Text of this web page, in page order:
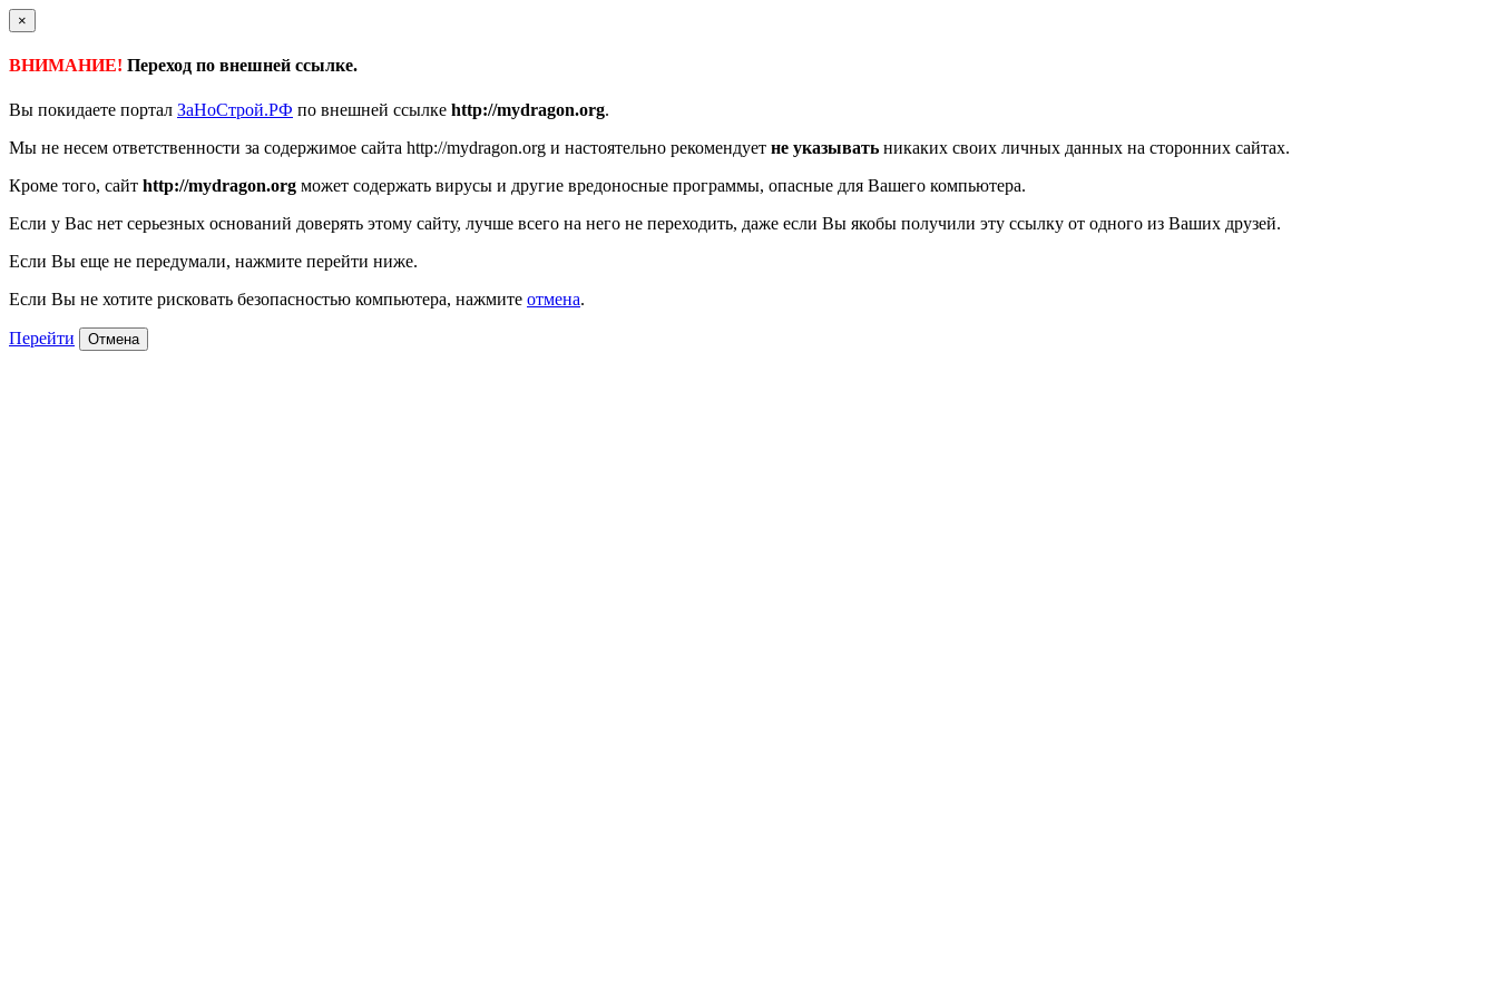
×
ВНИМАНИЕ! Переход по внешней ссылке.
Вы покидаете портал ЗаНоСтрой.РФ по внешней ссылке http://mydragon.org.
Мы не несем ответственности за содержимое сайта http://mydragon.org и настоятельно рекомендует не указывать никаких своих личных данных на сторонних сайтах.
Кроме того, сайт http://mydragon.org может содержать вирусы и другие вредоносные программы, опасные для Вашего компьютера.
Если у Вас нет серьезных оснований доверять этому сайту, лучше всего на него не переходить, даже если Вы якобы получили эту ссылку от одного из Ваших друзей.
Если Вы еще не передумали, нажмите перейти ниже.
Если Вы не хотите рисковать безопасностью компьютера, нажмите отмена.
Перейти Отмена